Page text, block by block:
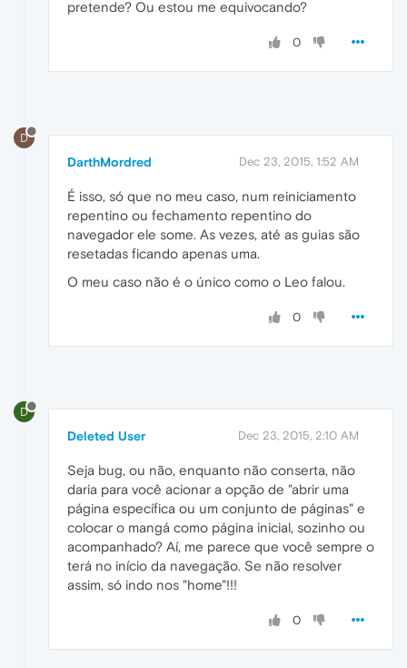
pretende? Ou estou me equivocando?
0
D
DarthMordred Dec 23, 2015, 1:52 AM
É isso, só que no meu caso, num reiniciamento
repentino ou fechamento repentino do
navegador ele some. As vezes, até as guias são
resetadas ficando apenas uma.
O meu caso não é o único como o Leo falou.
0
D
Deleted User Dec 23, 2015, 2:10 AM
Seja bug, ou não, enquanto não conserta, não
daria para você acionar a opção de "abrir uma
página específica ou um conjunto de páginas" e
colocar o mangá como página inicial, sozinho ou
acompanhado? Aí, me parece que você sempre o
terá no início da navegação. Se não resolver
assim, só indo nos "home"!!!
0